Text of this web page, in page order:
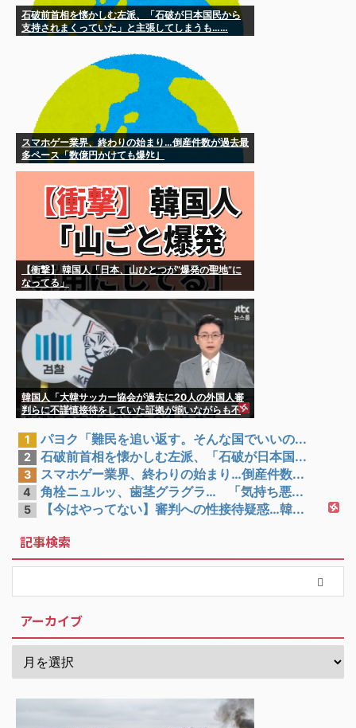
石破前首相を懐かしむ左派、「石破が日本国民から
支持されまくっていた」と主張してしまうも……
スマホゲー業界、終わりの始まり…倒産件数が過去最
多ペース「数億円かけても爆ﾀﾋ」
【衝撃】 韓国人「日本、山ひとつが”爆発の聖地”に
なってる」
韓国人「大韓サッカー協会が過去に20人の外国人審
判らに不謹慎接待をしていた証拠が揃いながらも不
1 パヨク「難民を追い返す。そんな国でいいの...
2 石破前首相を懐かしむ左派、「石破が日本国...
3 スマホゲー業界、終わりの始まり…倒産件数...
4 角栓ニュルッ、歯茎グラグラ… 「気持ち悪...
5 【今はやってない】審判への性接待疑惑…韓...
記事検索
アーカイブ